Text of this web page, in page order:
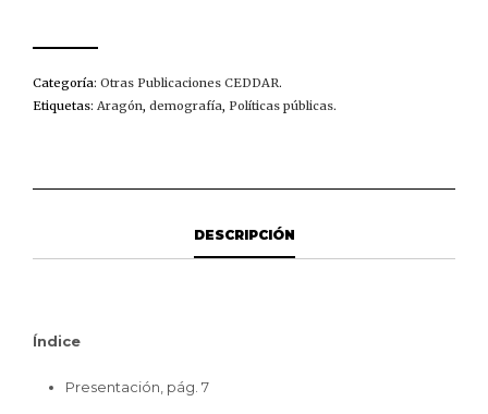
Categoría: Otras Publicaciones CEDDAR.
Etiquetas: Aragón, demografía, Políticas públicas.
DESCRIPCIÓN
Índice
Presentación, pág. 7